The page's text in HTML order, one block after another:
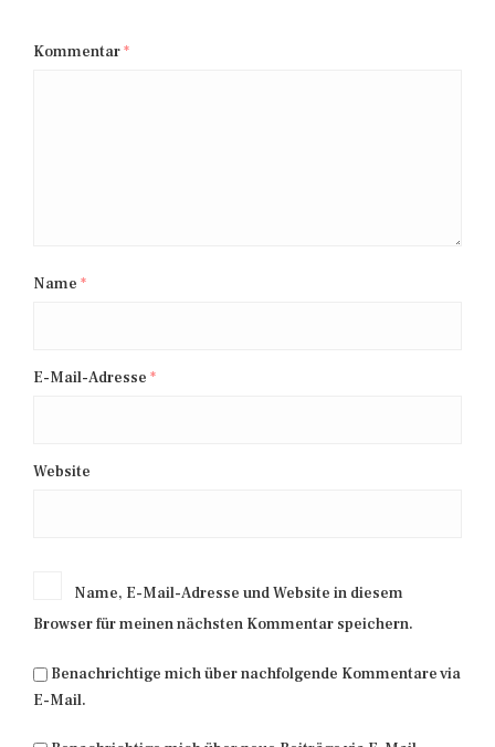
Kommentar*
Name *
E-Mail-Adresse *
Website
Name, E-Mail-Adresse und Website in diesem
Browser für meinen nächsten Kommentar speichern.
Benachrichtige mich über nachfolgende Kommentare via
E-Mail.